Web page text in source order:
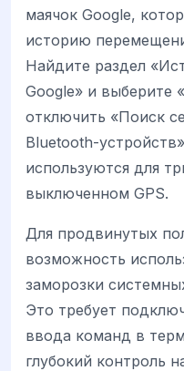
маячок Google,
историю
Найдите раздел
Google» и выберите
отключить «Поиск
Bluetooth-
используются для
выключенном GPS.
Для продвинутых
возможность
заморозки
Это требует
ввода команд в
глубокий контроль